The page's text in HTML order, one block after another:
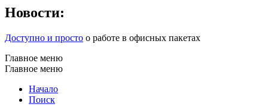
Новости:
Доступно и просто о работе в офисных пакетах
Главное меню
Главное меню
Начало
Поиск